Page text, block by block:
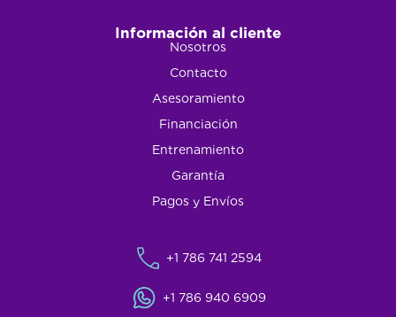
Información al cliente
Nosotros
Contacto
Asesoramiento
Financiación
Entrenamiento
Garantía
Pagos y Envíos
+1 786 741 2594
+1 786 940 6909